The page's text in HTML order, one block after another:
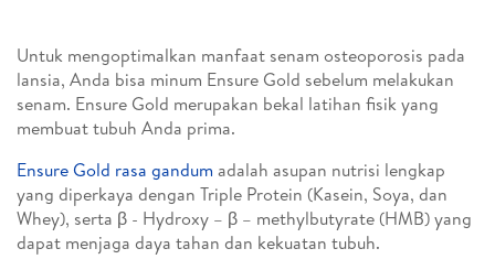
Untuk mengoptimalkan manfaat senam osteoporosis pada
lansia, Anda bisa minum Ensure Gold sebelum melakukan
senam. Ensure Gold merupakan bekal latihan fisik yang
membuat tubuh Anda prima.
Ensure Gold rasa gandum adalah asupan nutrisi lengkap
yang diperkaya dengan Triple Protein (Kasein, Soya, dan
Whey), serta β - Hydroxy – β – methylbutyrate (HMB) yang
dapat menjaga daya tahan dan kekuatan tubuh.